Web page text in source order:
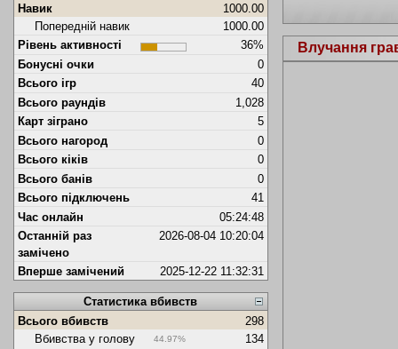
Навик
1000.00
Попередній навик
1000.00
Рівень активності
36%
Бонусні очки
0
Всього ігр
40
Всього раундів
1,028
Карт зіграно
5
Всього нагород
0
Всього кіків
0
Всього банів
0
Всього підключень
41
Час онлайн
05:24:48
Останній раз
замічено
2026-08-04 10:20:04
Вперше замічений 2025-12-22 11:32:31
Статистика вбивств
Всього вбивств
298
Вбивства у голову
44.97%
134
Влучання